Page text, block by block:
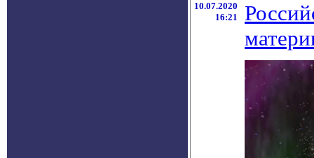
10.07.2020
16:21